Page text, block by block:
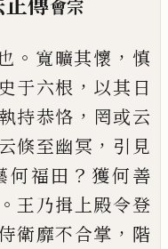
會宗
。 寬曠其懷 ， 慎
于六根 ， 以其日
執持恭恪 ， 罔或云
云倏至幽冥 ， 引見
何福田 ？ 獲何善
。 王乃揖上殿令登
衛靡不合掌 ， 階